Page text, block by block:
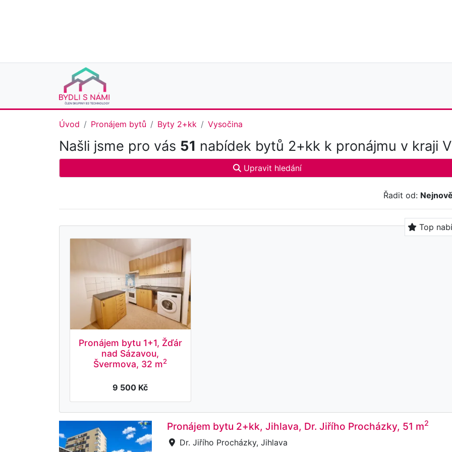
Úvod Pronájem bytů Byty 2+kk Vysočina
Našli jsme pro vás 51 nabídek bytů 2+kk k pronájmu v kraji
Upravit hledání
Řadit od:
Top
Pronájem bytu 1+1, Žďár
nad Sázavou,
Švermova, 32 m2
9 500 Kč
Pronájem bytu 2+kk, Jihlava, Dr. Jiřího Procházky, 51 m2
Dr. Jiřího Procházky, Jihlava